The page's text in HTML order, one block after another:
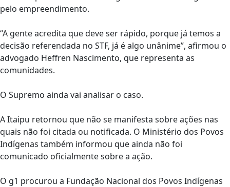
pelo empreendimento.
“A gente acredita que deve ser rápido, porque já temos a
decisão referendada no STF, já é algo unânime”, afirmou o
advogado Heffren Nascimento, que representa as
comunidades.
O Supremo ainda vai analisar o caso.
A Itaipu retornou que não se manifesta sobre ações nas
quais não foi citada ou notificada. O Ministério dos Povos
Indígenas também informou que ainda não foi
comunicado oficialmente sobre a ação.
O g1 procurou a Fundação Nacional dos Povos Indígenas